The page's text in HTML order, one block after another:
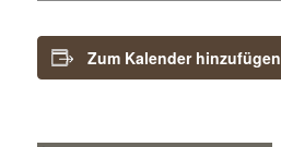
Zum Kalender hinzufügen